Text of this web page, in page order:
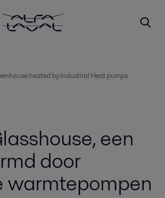
heated by Industrial Heat pumps
een
door
warmtepompen